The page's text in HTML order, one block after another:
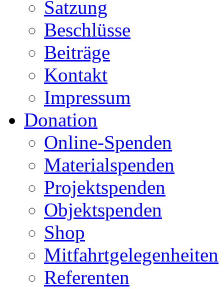
Satzung
Beschlüsse
Beiträge
Kontakt
Impressum
Donation
Online-Spenden
Materialspenden
Projektspenden
Objektspenden
Shop
Mitfahrtgelegenheiten
Referenten